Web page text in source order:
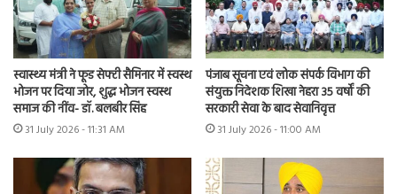
स्वास्थ्य मंत्री ने फूड सेफ्टी सैमिनार में स्वस्थ
भोजन पर दिया जोर, शुद्ध भोजन स्वस्थ
समाज की नींव- डॉ. बलबीर सिंह
31 July 2026 - 11:31 AM
पंजाब सूचना एवं लोक संपर्क विभाग की
संयुक्त निदेशक शिखा नेहरा 35 वर्षों की
सरकारी सेवा के बाद सेवानिवृत्त
31 July 2026 - 11:00 AM